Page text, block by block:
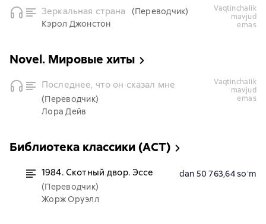
Зеркальная страна
(Переводчик)
Кэрол Джонстон
vaqtinchalik
mavjud
emas
Novel. Мировые хиты
Последнее, что он сказал мне
(Переводчик)
Лора Дейв
vaqtinchalik
mavjud
emas
Библиотека классики (АСТ)
1984. Скотный двор. Эссе
(Переводчик)
Жорж Оруэлл
dan 50 763,64 soʻm